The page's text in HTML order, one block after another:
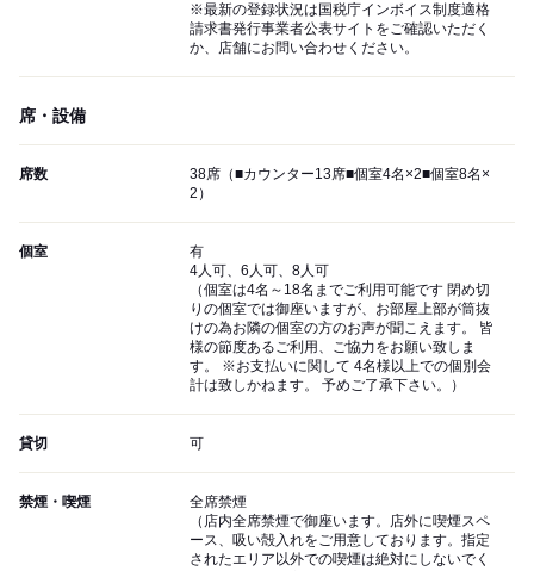
※最新の登録状況は国税庁インボイス制度適格
請求書発行事業者公表サイトをご確認いただく
か、店舗にお問い合わせください。
席・設備
席数
38席（■カウンター13席■個室4名×2■個室8名×
2）
個室
有
4人可、6人可、8人可
（個室は4名～18名までご利用可能です 閉め切
りの個室では御座いますが、お部屋上部が筒抜
けの為お隣の個室の方のお声が聞こえます。 皆
様の節度あるご利用、ご協力をお願い致しま
す。 ※お支払いに関して 4名様以上での個別会
計は致しかねます。 予めご了承下さい。）
貸切 可
禁煙・喫煙
全席禁煙
（店内全席禁煙で御座います。店外に喫煙スペ
ース、吸い殻入れをご用意しております。指定
されたエリア以外での喫煙は絶対にしないでく